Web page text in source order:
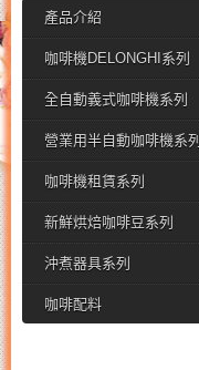
產品介紹
咖啡機DELONGHI系列
全自動義式咖啡機系列
營業用半自動咖啡機系列
咖啡機租賃系列
新鮮烘焙咖啡豆系列
沖煮器具系列
咖啡配料